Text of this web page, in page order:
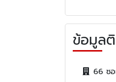
ข้อมูล
66 ซ